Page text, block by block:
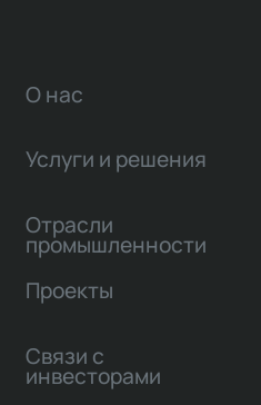
О нас
Услуги и решения
Отрасли
промышленности
Проекты
Связи с
инвесторами